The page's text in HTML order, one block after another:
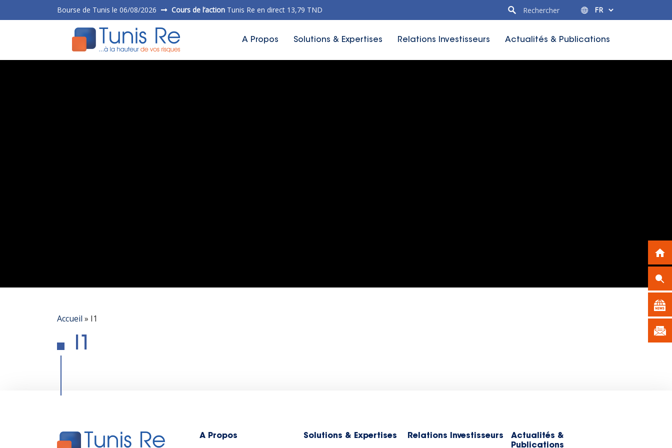
Bourse de Tunis le 06/08/2026 Cours de l’action Tunis Re en direct 13,79 TND
A Propos Solutions & Expertises Relations Investisseurs Actualités & Publications
Accueil » I1
I1
A Propos Solutions & Expertises Relations Investisseurs
Actualités &
Publications